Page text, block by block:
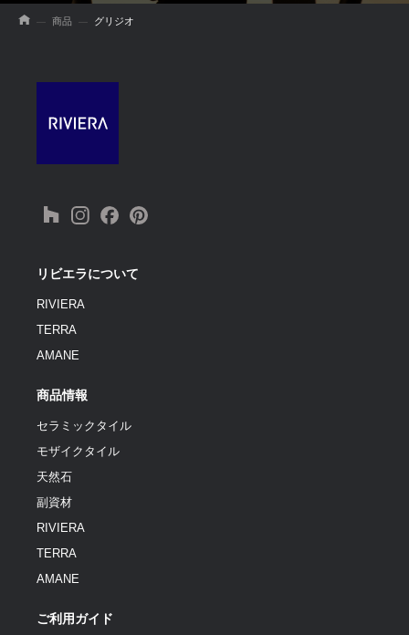
商品 グリジオ
リビエラについて
RIVIERA
TERRA
AMANE
商品情報
セラミックタイル
モザイクタイル
天然石
副資材
RIVIERA
TERRA
AMANE
ご利用ガイド